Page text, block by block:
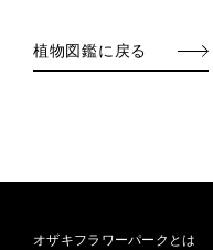
植物図鑑に戻る
オザキフラワーパークとは